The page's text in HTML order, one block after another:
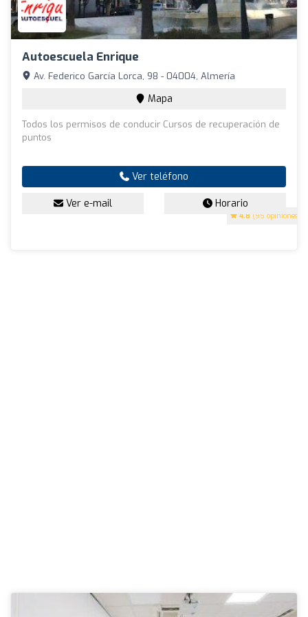
Autoescuela Enrique
4.8 (95 opiniones)
Av. Federico García Lorca, 98 - 04004, Almería
Mapa
Todos los permisos de conducir Cursos de recuperación de
puntos
Ver teléfono
Ver e-mail Horario